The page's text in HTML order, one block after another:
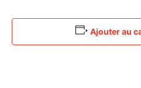
Ajouter au